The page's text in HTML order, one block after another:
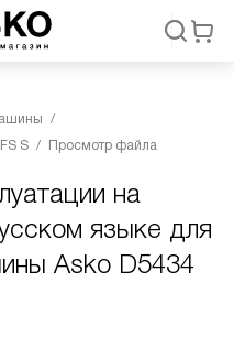
S
Просмотр файла
на
языке для
Asko D5434